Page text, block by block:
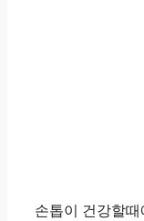
손톱이 건강할